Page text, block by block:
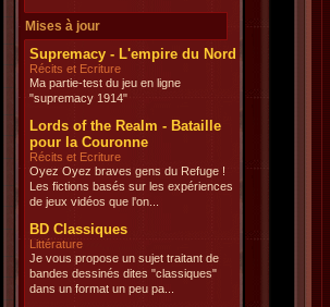
Mises à jour
Supremacy - L'empire du Nord
Récits et Ecriture
Ma partie-test du jeu en ligne
"supremacy 1914"
Lords of the Realm - Bataille
pour la Couronne
Récits et Ecriture
Oyez Oyez braves gens du Refuge !
Les fictions basés sur les expériences
de jeux vidéos que l'on...
BD Classiques
Littérature
Je vous propose un sujet traitant de
bandes dessinés dites "classiques"
dans un format un peu pa...